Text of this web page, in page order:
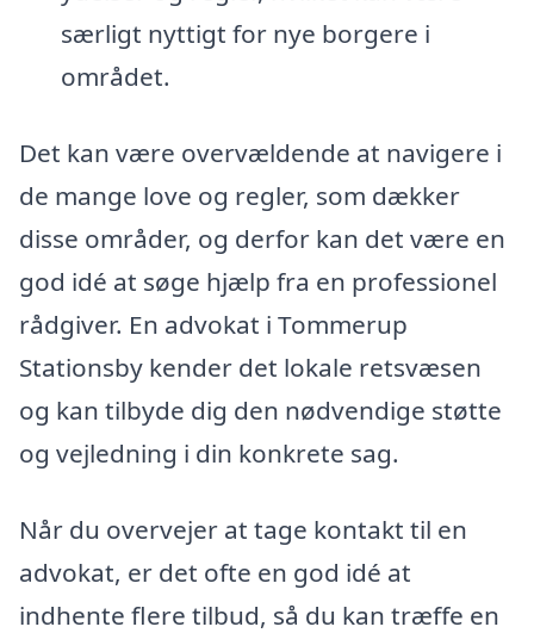
særligt nyttigt for nye borgere i
området.
Det kan være overvældende at navigere i
de mange love og regler, som dækker
disse områder, og derfor kan det være en
god idé at søge hjælp fra en professionel
rådgiver. En advokat i Tommerup
Stationsby kender det lokale retsvæsen
og kan tilbyde dig den nødvendige støtte
og vejledning i din konkrete sag.
Når du overvejer at tage kontakt til en
advokat, er det ofte en god idé at
indhente flere tilbud, så du kan træffe en